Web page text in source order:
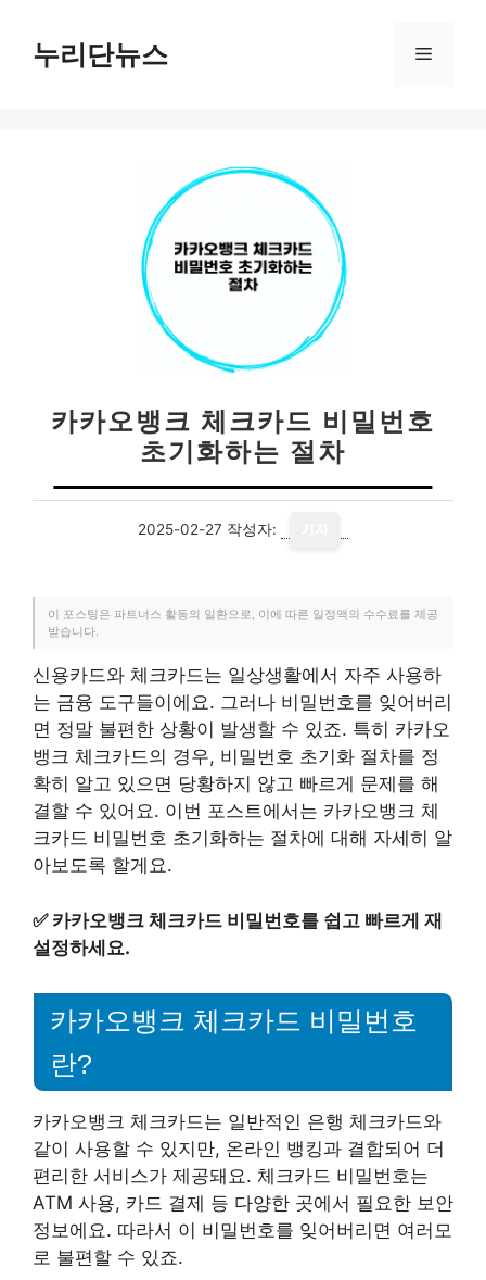
누리단뉴스 메
카카오뱅크 체크카드 비밀번호
초기화하는 절차
2025-02-27 작성자:
이 포스팅은 파트너스 활동의 일환으로, 이에 따른 일정액의 수수료를 제공
받습니다.
신용카드와 체크카드는 일상생활에서 자주 사용하
는 금융 도구들이에요. 그러나 비밀번호를 잊어버리
면 정말 불편한 상황이 발생할 수 있죠. 특히 카카오
뱅크 체크카드의 경우, 비밀번호 초기화 절차를 정
확히 알고 있으면 당황하지 않고 빠르게 문제를 해
결할 수 있어요. 이번 포스트에서는 카카오뱅크 체
크카드 비밀번호 초기화하는 절차에 대해 자세히 알
아보도록 할게요.
✅ 카카오뱅크 체크카드 비밀번호를 쉽고 빠르게 재
설정하세요.
카카오뱅크 체크카드 비밀번호
란?
카카오뱅크 체크카드는 일반적인 은행 체크카드와
같이 사용할 수 있지만, 온라인 뱅킹과 결합되어 더
편리한 서비스가 제공돼요. 체크카드 비밀번호는
ATM 사용, 카드 결제 등 다양한 곳에서 필요한 보안
정보에요. 따라서 이 비밀번호를 잊어버리면 여러모
로 불편할 수 있죠.